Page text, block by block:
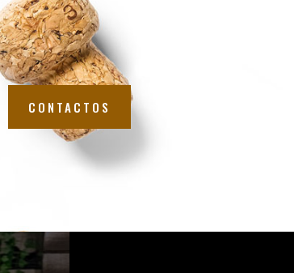
CONTACTOS